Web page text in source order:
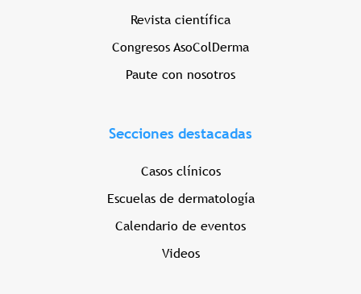
Revista científica
Congresos AsoColDerma
Paute con nosotros
Secciones destacadas
Casos clínicos
Escuelas de dermatología
Calendario de eventos
Videos